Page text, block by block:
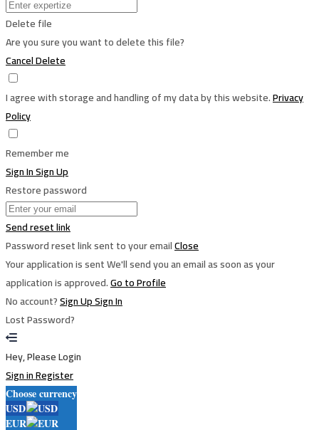
Delete file
Are you sure you want to delete this file?
CancelDelete
I agree with storage and handling of my data by this website.Privacy
Policy
Remember me
Sign InSign Up
Restore password
Send reset link
Password reset link sentto your emailClose
Your application is sentWe'll send you an email as soon as your
application is approved.Go to Profile
No account?Sign UpSign In
Lost Password?
Hey, Please Login
Sign inRegister
Choose currency
USD
EUR